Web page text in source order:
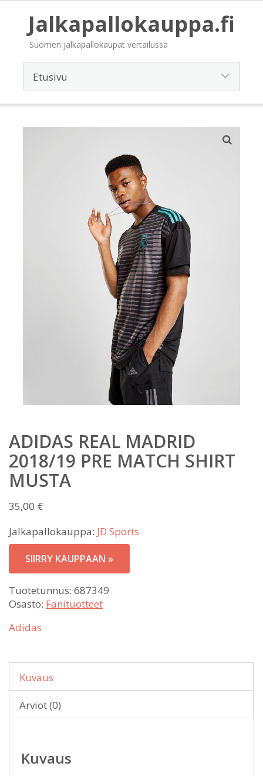
Jalkapallokauppa.fi
Suomen jalkapallokaupat vertailussa
ADIDAS REAL MADRID
2018/19 PRE MATCH SHIRT
MUSTA
35,00 €
Jalkapallokauppa: JD Sports
SIIRRY KAUPPAAN »
Tuotetunnus: 687349
Osasto: Fanituotteet
Adidas
Kuvaus
Arviot (0)
Kuvaus